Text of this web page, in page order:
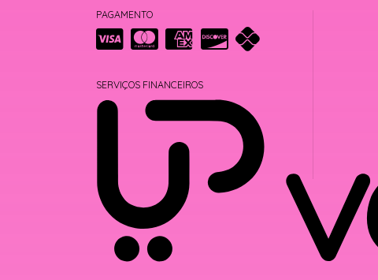
PAGAMENTO
SERVIÇOS FINANCEIROS